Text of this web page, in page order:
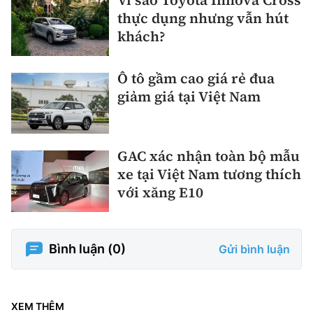
thực dụng nhưng vẫn hút
khách?
Ô tô gầm cao giá rẻ đua
giảm giá tại Việt Nam
GAC xác nhận toàn bộ mẫu
xe tại Việt Nam tương thích
với xăng E10
Bình luận (0) Gửi bình luận
XEM THÊM